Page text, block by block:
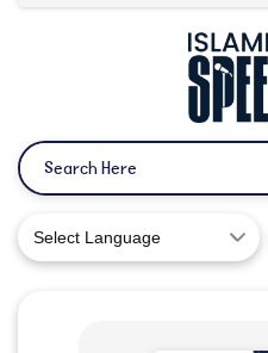
Select Language